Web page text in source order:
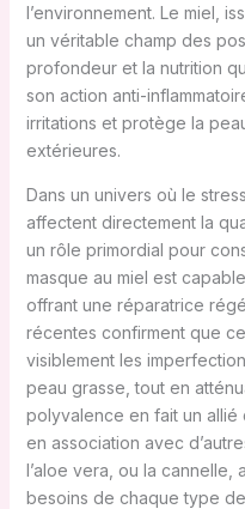
l’environnement. Le miel,
un véritable champ des
profondeur et la nutrition
son action anti-
irritations et protège la
extérieures.
Dans un univers où le
affectent directement la
un rôle primordial pour
masque au miel est
offrant une réparatrice
récentes confirment que
visiblement les
peau grasse, tout en
polyvalence en fait un allié
en association avec
l’aloe vera, ou la cannelle,
besoins de chaque type